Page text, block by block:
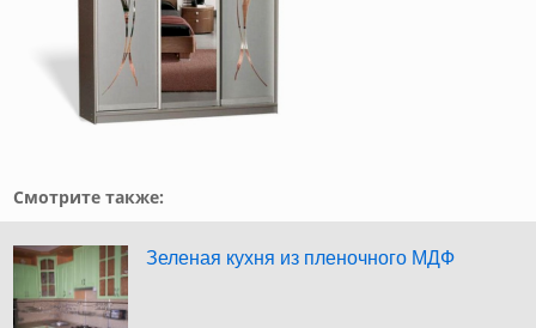
Смотрите также:
Зеленая кухня из пленочного МДФ